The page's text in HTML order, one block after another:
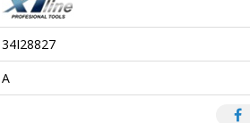
34I28827
A